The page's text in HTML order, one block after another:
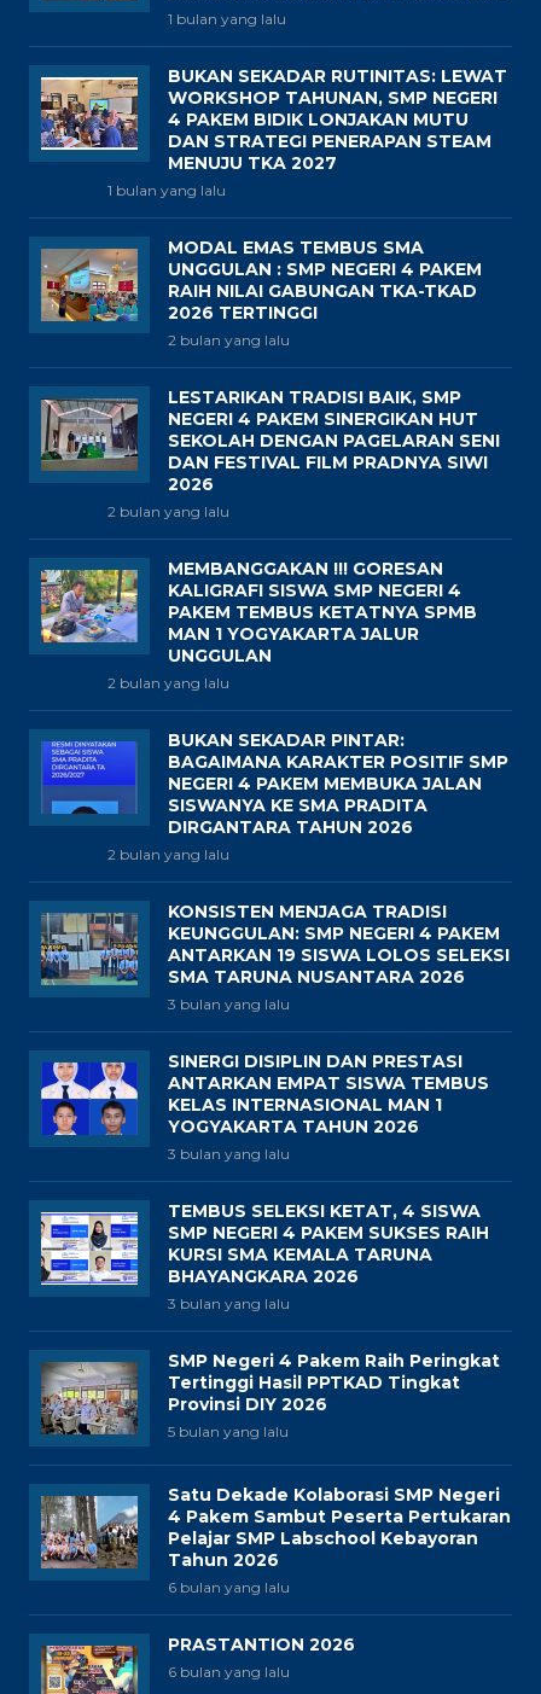
1 bulan yang lalu
BUKAN SEKADAR RUTINITAS: LEWAT
WORKSHOP TAHUNAN, SMP NEGERI
4 PAKEM BIDIK LONJAKAN MUTU
DAN STRATEGI PENERAPAN STEAM
MENUJU TKA 2027
1 bulan yang lalu
MODAL EMAS TEMBUS SMA
UNGGULAN : SMP NEGERI 4 PAKEM
RAIH NILAI GABUNGAN TKA-TKAD
2026 TERTINGGI
2 bulan yang lalu
LESTARIKAN TRADISI BAIK, SMP
NEGERI 4 PAKEM SINERGIKAN HUT
SEKOLAH DENGAN PAGELARAN SENI
DAN FESTIVAL FILM PRADNYA SIWI
2026
2 bulan yang lalu
MEMBANGGAKAN !!! GORESAN
KALIGRAFI SISWA SMP NEGERI 4
PAKEM TEMBUS KETATNYA SPMB
MAN 1 YOGYAKARTA JALUR
UNGGULAN
2 bulan yang lalu
BUKAN SEKADAR PINTAR:
BAGAIMANA KARAKTER POSITIF SMP
NEGERI 4 PAKEM MEMBUKA JALAN
SISWANYA KE SMA PRADITA
DIRGANTARA TAHUN 2026
2 bulan yang lalu
KONSISTEN MENJAGA TRADISI
KEUNGGULAN: SMP NEGERI 4 PAKEM
ANTARKAN 19 SISWA LOLOS SELEKSI
SMA TARUNA NUSANTARA 2026
3 bulan yang lalu
SINERGI DISIPLIN DAN PRESTASI
ANTARKAN EMPAT SISWA TEMBUS
KELAS INTERNASIONAL MAN 1
YOGYAKARTA TAHUN 2026
3 bulan yang lalu
TEMBUS SELEKSI KETAT, 4 SISWA
SMP NEGERI 4 PAKEM SUKSES RAIH
KURSI SMA KEMALA TARUNA
BHAYANGKARA 2026
3 bulan yang lalu
SMP Negeri 4 Pakem Raih Peringkat
Tertinggi Hasil PPTKAD Tingkat
Provinsi DIY 2026
5 bulan yang lalu
Satu Dekade Kolaborasi SMP Negeri
4 Pakem Sambut Peserta Pertukaran
Pelajar SMP Labschool Kebayoran
Tahun 2026
6 bulan yang lalu
PRASTANTION 2026
6 bulan yang lalu